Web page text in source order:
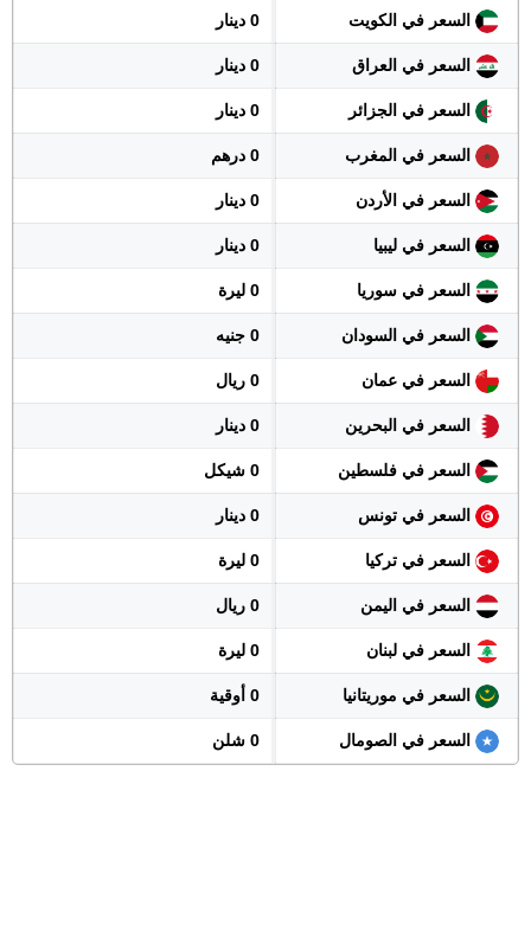
السعر في الكويت 0 دينار
السعر في العراق 0 دينار
السعر في الجزائر 0 دينار
السعر في المغرب 0 درهم
السعر في الأردن 0 دينار
السعر في ليبيا 0 دينار
السعر في سوريا 0 ليرة
السعر في السودان 0 جنيه
السعر في عمان 0 ريال
السعر في البحرين 0 دينار
السعر في فلسطين 0 شيكل
السعر في تونس 0 دينار
السعر في تركيا 0 ليرة
السعر في اليمن 0 ريال
السعر في لبنان 0 ليرة
السعر في موريتانيا 0 أوقية
السعر في الصومال 0 شلن